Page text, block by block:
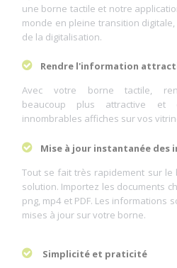
une borne tactile et notre
monde en pleine transition
de la digitalisation.
Rendre l'information
Avec votre borne tactile,
beaucoup plus attractive et
innombrables affiches sur vos
Mise à jour instantanée des
Tout se fait très rapidement sur le
solution. Importez les documents
png, mp4 et PDF. Les informations
mises à jour sur votre borne.
Simplicité et praticité